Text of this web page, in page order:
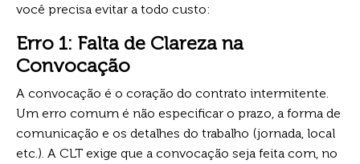
você precisa evitar a todo custo:
Erro 1: Falta de Clareza na
Convocação
A convocação é o coração do contrato intermitente.
Um erro comum é não especificar o prazo, a forma de
comunicação e os detalhes do trabalho (jornada, local
etc.). A CLT exige que a convocação seja feita com, no